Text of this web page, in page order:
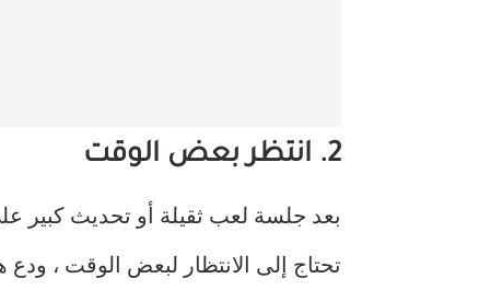
2. انتظر بعض الوقت
تحتاج إلى الانتظار لبعض الوقت ،